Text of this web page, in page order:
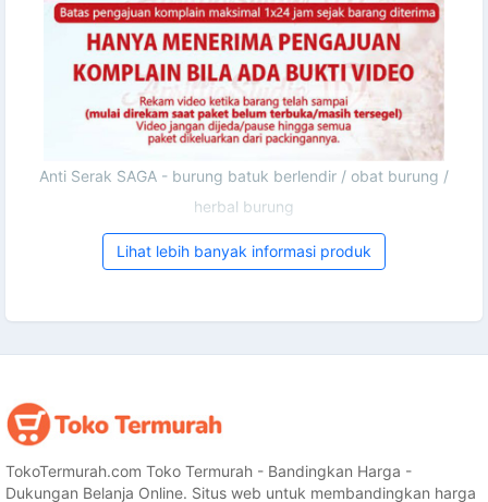
Anti Serak SAGA - burung batuk berlendir / obat burung /
herbal burung
Lihat lebih banyak informasi produk
TokoTermurah.com Toko Termurah - Bandingkan Harga -
Dukungan Belanja Online. Situs web untuk membandingkan harga